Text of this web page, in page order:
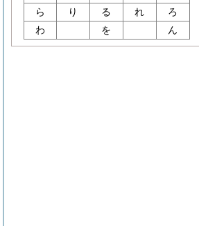
ら
り る れ
ろ
わ
を ん